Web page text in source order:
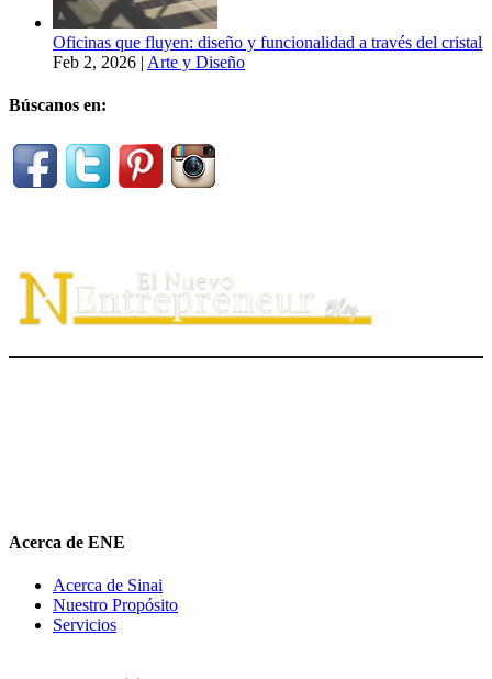
Oficinas que fluyen: diseño y funcionalidad a través del cristal
Feb 2, 2026 | Arte y Diseño
Búscanos en:
Acerca de ENE
Acerca de Sinai
Nuestro Propósito
Servicios